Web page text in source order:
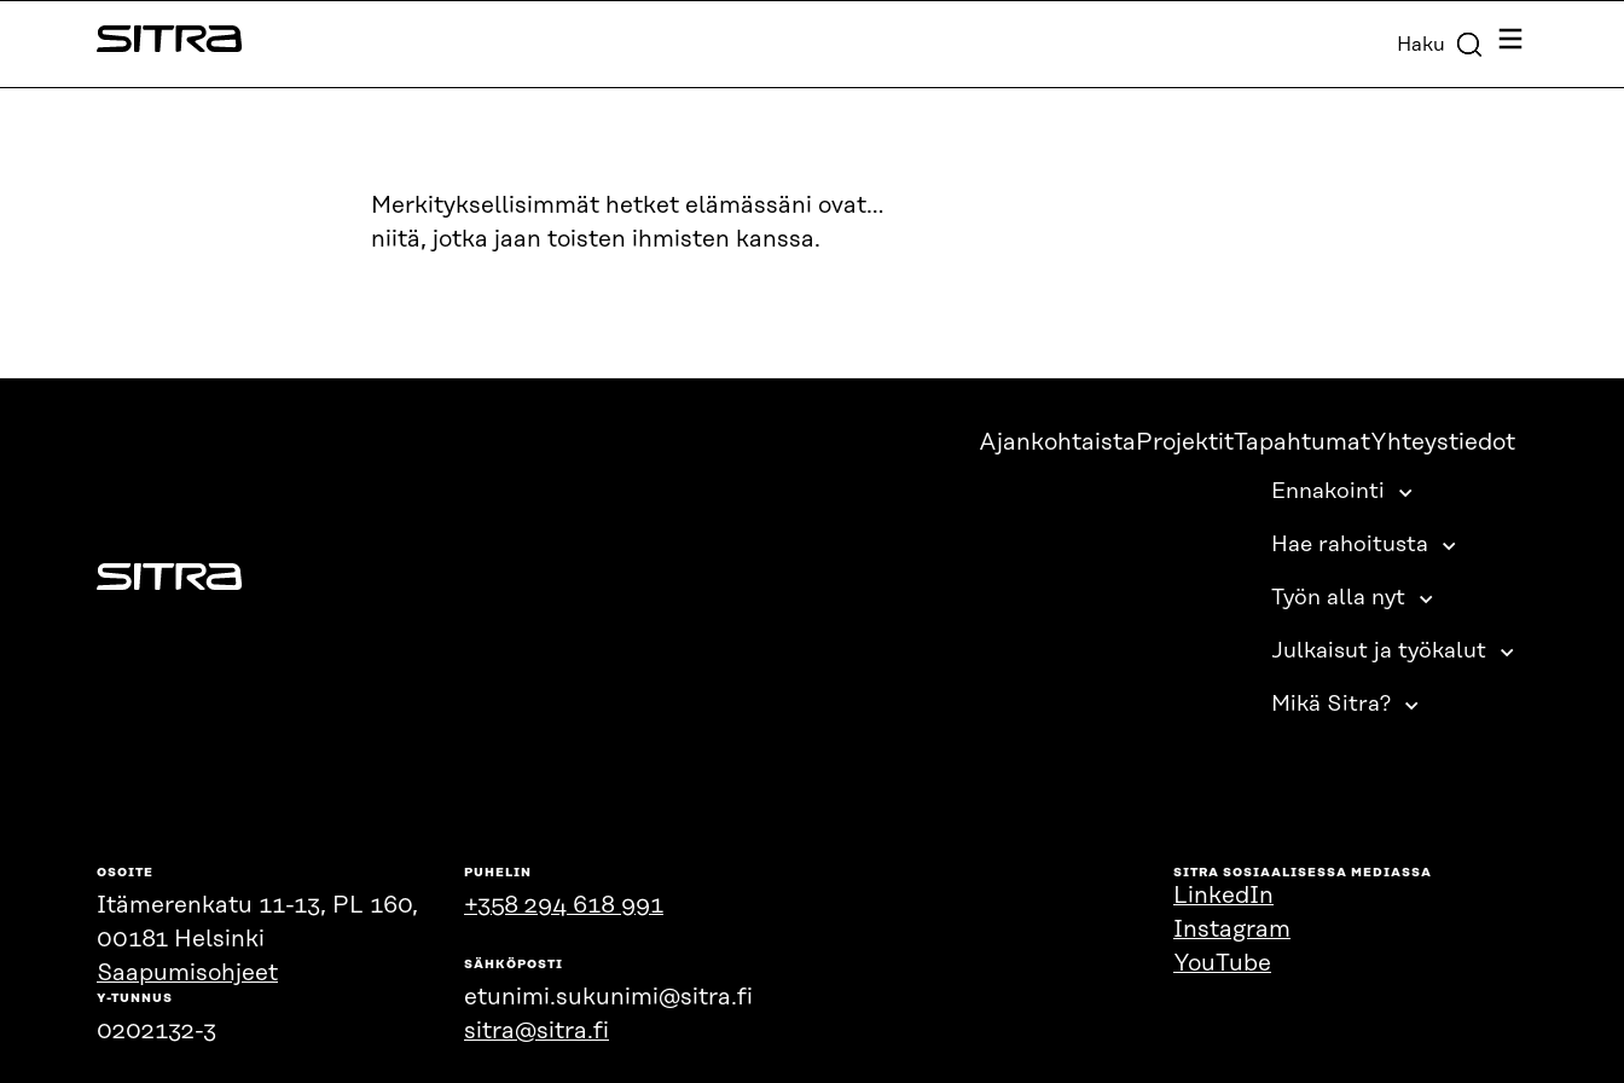
sisältöön
Sitra Haku Valikko
Merkityksellisimmät hetket elämässäni ovat…
niitä, jotka jaan toisten ihmisten kanssa.
Sitra
Ajankohtaista ProjektitTapahtumatYhteystiedot
Ennakointi
Hae rahoitusta
Työn alla nyt
Julkaisut ja työkalut
Mikä Sitra?
OSOITE
Itämerenkatu 11-13, PL 160,
00181 Helsinki
Saapumisohjeet
Y-TUNNUS
0202132-3
PUHELIN
+358 294 618 991
SÄHKÖPOSTI
etunimi.sukunimi@sitra.fi
sitra@sitra.fi
SITRA SOSIAALISESSA MEDIASSA
LinkedIn
Instagram
YouTube